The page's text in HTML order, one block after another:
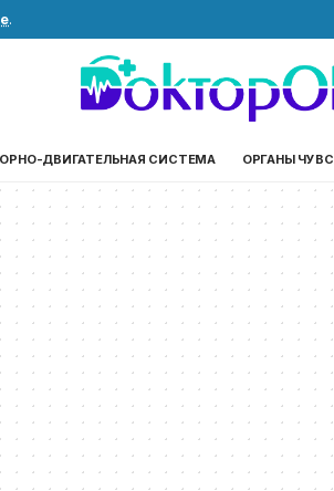
.
ДВИГАТЕЛЬНАЯ СИСТЕМА ОРГАНЫ